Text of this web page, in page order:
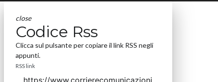
close
Codice Rss
Clicca sul pulsante per copiare il link RSS negli
appunti.
RSS link